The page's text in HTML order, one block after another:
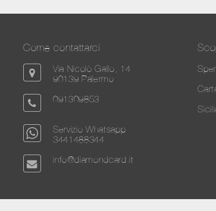
Come contattarci
Via Nicolò Gallo, 14
90139 Palermo
091309853
Servizio Whatsapp
3441488344
info@diamondcard.it